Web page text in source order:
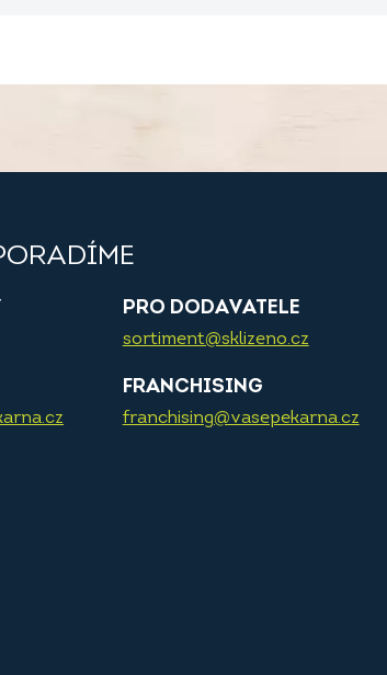
PRO DODAVATELE
sortiment@sklizeno.cz
FRANCHISING
franchising@vasepekarna.cz